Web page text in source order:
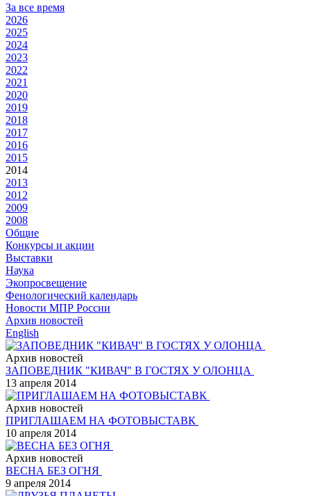
За все время
2026
2025
2024
2023
2022
2021
2020
2019
2018
2017
2016
2015
2014
2013
2012
2009
2008
Общие
Конкурсы и акции
Выставки
Наука
Экопросвещение
Фенологический календарь
Новости МПР России
Архив новостей
English
Архив новостей
ЗАПОВЕДНИК "КИВАЧ" В ГОСТЯХ У ОЛОНЦА
13 апреля 2014
Архив новостей
ПРИГЛАШАЕМ НА ФОТОВЫСТАВК
10 апреля 2014
Архив новостей
ВЕСНА БЕЗ ОГНЯ
9 апреля 2014